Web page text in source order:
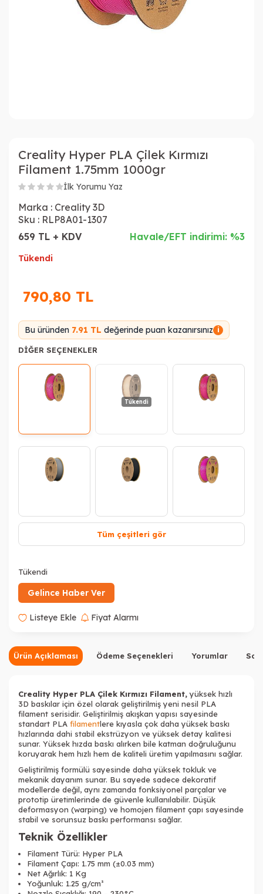
Creality Hyper PLA Çilek Kırmızı
Filament 1.75mm 1000gr
İlk Yorumu Yaz
Marka : Creality 3D
Sku : RLP8A01-1307
659 TL + KDV
Havale/EFT indirimi: %3
Tükendi
790,80 TL
Bu üründen 7.91 TL değerinde puan kazanırsınız i
DIĞER SEÇENEKLER
Tükendi
Tükendi Tükendi
Tükendi
Tüm çeşitleri gör
Tükendi
Gelince Haber Ver
Listeye Ekle Fiyat Alarmı
Ürün Açıklaması Ödeme Seçenekleri Yorumlar
Creality Hyper PLA Çilek Kırmızı Filament,yüksek hızlı
3D baskılar için özel olarak geliştirilmiş yeni nesil PLA
filament serisidir. Geliştirilmiş akışkan yapısı sayesinde
standart PLA filamentlere kıyasla çok daha yüksek baskı
hızlarında dahi stabil ekstrüzyon ve yüksek detay kalitesi
sunar. Yüksek hızda baskı alırken bile katman doğruluğunu
koruyarak hem hızlı hem de kaliteli üretim yapılmasını sağlar.
Geliştirilmiş formülü sayesinde daha yüksek tokluk ve
mekanik dayanım sunar. Bu sayede sadece dekoratif
modellerde değil, aynı zamanda fonksiyonel parçalar ve
prototip üretimlerinde de güvenle kullanılabilir. Düşük
deformasyon (warping) ve homojen filament çapı sayesinde
stabil ve sorunsuz baskı performansı sağlar.
Teknik Özellikler
Filament Türü: Hyper PLA
Filament Çapı: 1.75 mm (±0.03 mm)
Net Ağırlık: 1 Kg
Yoğunluk: 1.25 g/cm³